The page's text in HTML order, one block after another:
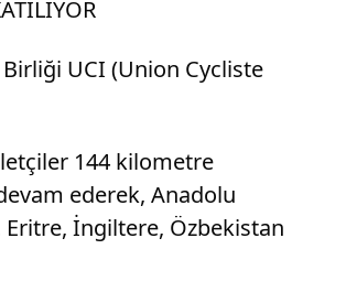
UCI (Union Cycliste
144 kilometre
ederek, Anadolu
Eritre, İngiltere, Özbekistan